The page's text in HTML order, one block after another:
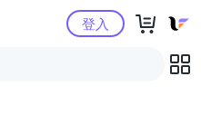
Yahoo購物中心登入